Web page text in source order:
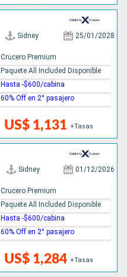
Sidney 25/01/2028
US$ 1,131 +Tasas
Crucero Premium
Paquete All Included Disponible
Hasta -$600/cabina
60% Off en 2° pasajero
Sidney 01/12/2026
US$ 1,284 +Tasas
Crucero Premium
Paquete All Included Disponible
Hasta -$600/cabina
60% Off en 2° pasajero